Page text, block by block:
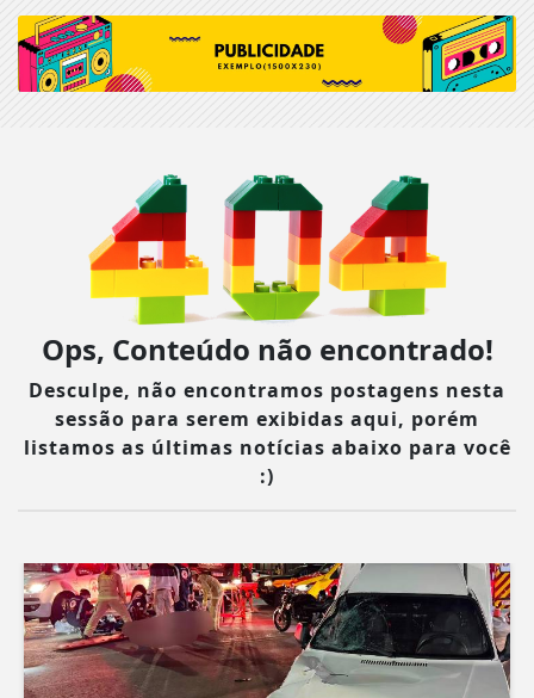
Ops, Conteúdo não encontrado!
Desculpe, não encontramos postagens nesta
sessão para serem exibidas aqui, porém
listamos as últimas notícias abaixo para você
:)